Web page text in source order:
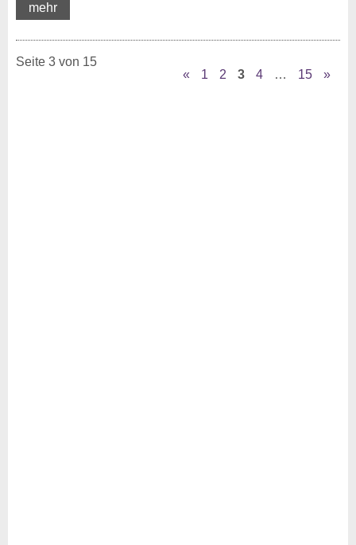
mehr
Seite 3 von 15
«
1 2 3 4 … 15 »